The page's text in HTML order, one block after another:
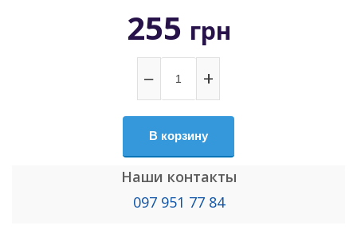
255 грн
− +
В корзину
Наши контакты
097 951 77 84